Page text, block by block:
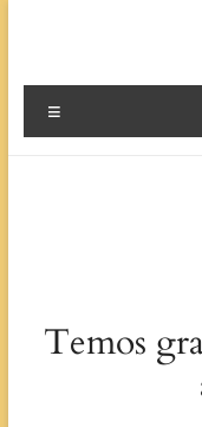
Temos